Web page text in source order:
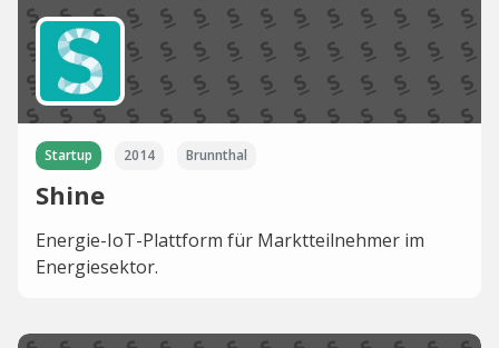
Startup 2014 Brunnthal
Shine
Energie-IoT-Plattform für Marktteilnehmer im
Energiesektor.